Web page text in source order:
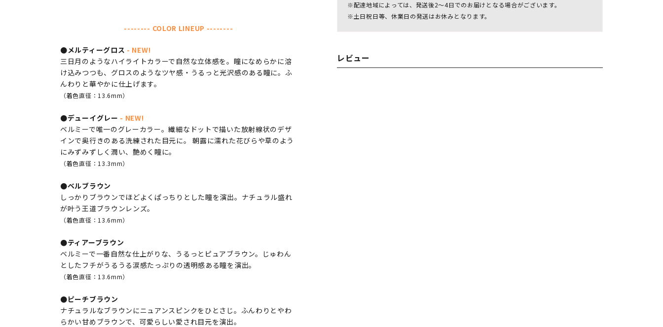
※配達地域によっては、発送後2～4日でのお届けとなる場合がございます。
※土日祝日等、休業日の発送はお休みとなります。
レビュー
-------- COLOR LINEUP --------
●メルティーグロス - NEW!
三日月のようなハイライトカラーで自然な立体感を。瞳になめらかに溶
け込みつつも、グロスのようなツヤ感・うるっと光沢感のある瞳に。ふ
んわりと華やかに仕上げます。
（着色直径：13.6mm）
●デューイグレー - NEW!
ベルミーで唯一のグレーカラー。繊細なドットで描いた放射線状のデザ
インで奥行きのある洗練された目元に。 朝露に濡れた花びらや草のよう
にみずみずしく潤い、艶めく瞳に。
（着色直径：13.3mm）
●ベルブラウン
しっかりブラウンでほどよくぱっちりとした瞳を演出。ナチュラル盛れ
が叶う王道ブラウンレンズ。
（着色直径：13.6mm）
●ティアーブラウン
ベルミーで一番自然な仕上がりな、うるっとピュアブラウン。じゅわん
としたフチがうるうる涙感たっぷりの透明感ある瞳を演出。
（着色直径：13.6mm）
●ピーチブラウン
ナチュラルなブラウンにニュアンスピンクをひとさじ。ふんわりとやわ
らかい甘めブラウンで、可愛らしい愛され目元を演出。